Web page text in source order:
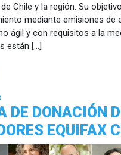
Chile y la región. Su
mediante emisiones de
ágil y con requisitos a la
están […]
DE DONACIÓN
EQUIFAX